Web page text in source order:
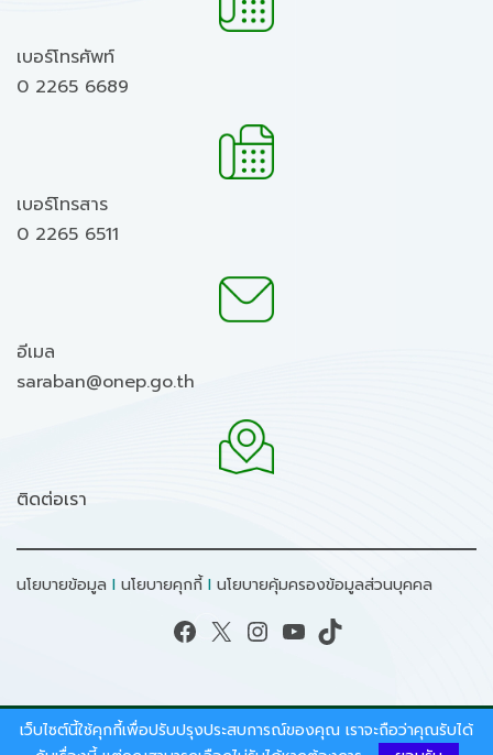
เบอร์โทรศัพท์
0 2265 6689
เบอร์โทรสาร
0 2265 6511
อีเมล
saraban@onep.go.th
ติดต่อเรา
นโยบายข้อมูล I นโยบายคุกกี้I นโยบายคุ้มครองข้อมูลส่วนบุคคล
Facebook X Instagram YouTube TikTok
สงวนลิขสิทธิ์ © 2026 - สำนักงานนโยบายและแผน
เว็บไซต์นี้ใช้คุกกี้เพื่อปรับปรุงประสบการณ์ของคุณ เราจะถือว่าคุณรับได้